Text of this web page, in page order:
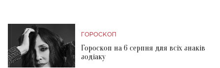
ГОРОСКОП
Гороскоп на 6 серпня для всіх знаків
зодіаку